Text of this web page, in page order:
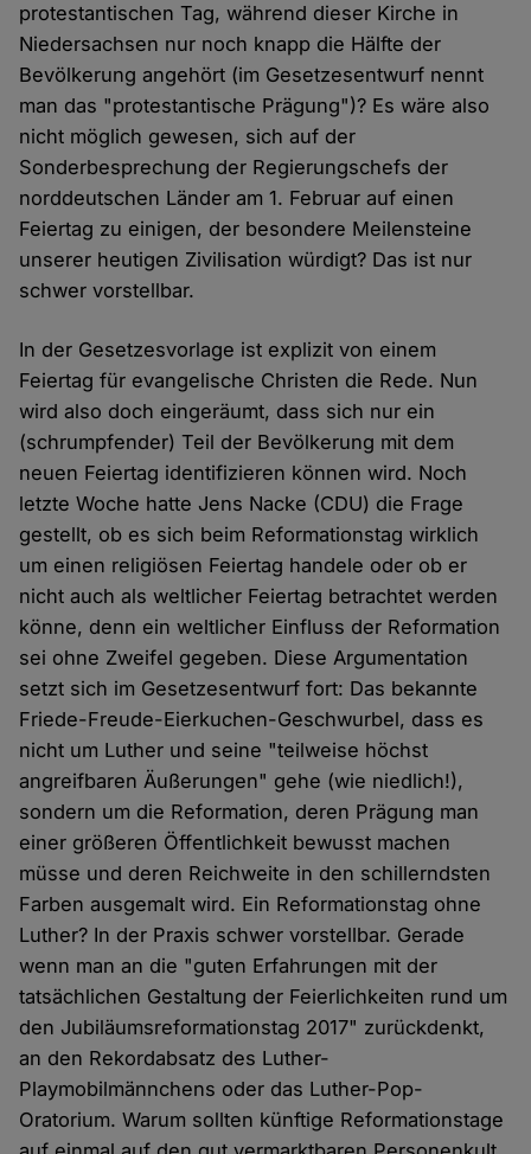
protestantischen Tag, während dieser Kirche in
Niedersachsen nur noch knapp die Hälfte der
Bevölkerung angehört (im Gesetzesentwurf nennt
man das "protestantische Prägung")? Es wäre also
nicht möglich gewesen, sich auf der
Sonderbesprechung der Regierungschefs der
norddeutschen Länder am 1. Februar auf einen
Feiertag zu einigen, der besondere Meilensteine
unserer heutigen Zivilisation würdigt? Das ist nur
schwer vorstellbar.
In der Gesetzesvorlage ist explizit von einem
Feiertag für evangelische Christen die Rede. Nun
wird also doch eingeräumt, dass sich nur ein
(schrumpfender) Teil der Bevölkerung mit dem
neuen Feiertag identifizieren können wird. Noch
letzte Woche hatte Jens Nacke (CDU) die Frage
gestellt, ob es sich beim Reformationstag wirklich
um einen religiösen Feiertag handele oder ob er
nicht auch als weltlicher Feiertag betrachtet werden
könne, denn ein weltlicher Einfluss der Reformation
sei ohne Zweifel gegeben. Diese Argumentation
setzt sich im Gesetzesentwurf fort: Das bekannte
Friede-Freude-Eierkuchen-Geschwurbel, dass es
nicht um Luther und seine "teilweise höchst
angreifbaren Äußerungen" gehe (wie niedlich!),
sondern um die Reformation, deren Prägung man
einer größeren Öffentlichkeit bewusst machen
müsse und deren Reichweite in den schillerndsten
Farben ausgemalt wird. Ein Reformationstag ohne
Luther? In der Praxis schwer vorstellbar. Gerade
wenn man an die "guten Erfahrungen mit der
tatsächlichen Gestaltung der Feierlichkeiten rund um
den Jubiläumsreformationstag 2017" zurückdenkt,
an den Rekordabsatz des Luther-
Playmobilmännchens oder das Luther-Pop-
Oratorium. Warum sollten künftige Reformationstage